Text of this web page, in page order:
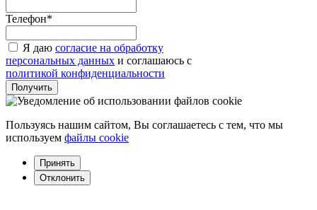
Телефон*
Я даю согласие на обработку
персональных данных и соглашаюсь с
политикой конфиденциальности
Пользуясь нашим сайтом, Вы соглашаетесь с тем, что мы
используем файлы cookie
Принять
Отклонить